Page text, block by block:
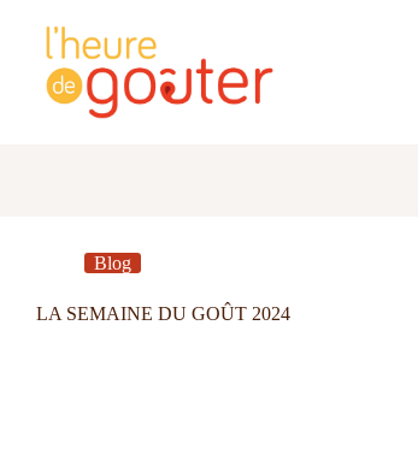
contenu
Blog
LA SEMAINE DU GOÛT 2024